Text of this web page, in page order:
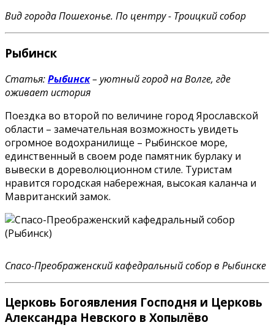
Вид города Пошехонье. По центру - Троицкий собор
Рыбинск
Статья:Рыбинск– уютный город на Волге, где
оживает история
Поездка во второй по величине город Ярославской
области – замечательная возможность увидеть
огромное водохранилище – Рыбинское море,
единственный в своем роде памятник бурлаку и
вывески в дореволюционном стиле. Туристам
нравится городская набережная, высокая каланча и
Мавританский замок.
Спасо-Преображенский кафедральный собор в Рыбинске
Церковь Богоявления Господня и Церковь
Александра Невского в Хопылёво